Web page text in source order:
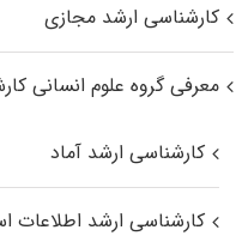
کارشناسی ارشد مجازی
معرفی گروه علوم انسانی
کارشناسی ارشد آماد
کارشناسی ارشد اطلاعات